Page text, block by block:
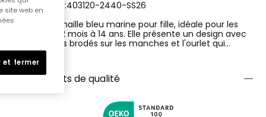
RÉFÉRENCE:403120-2440-SS26
Robe en maille bleu marine pour fille, idéale pour les
âges de 12 mois à 14 ans. Elle présente un design avec
des détails brodés sur les manches et l'ourlet qui
ajoutent une touche charmante et unique. Fabriquée
dans un tissu doux et confortable, elle est parfaite pour
un usage quotidien. Ses manches courtes et son col
rond apportent fraîcheur et style, tandis que les poches
latérales augmentent sa fonctionnalité. Cette robe
peut se combiner facilement avec des leggings ou des
vestes pour un look polyvalent en toute saison.
Ver más
Certificats de qualité
site web en
et fermer